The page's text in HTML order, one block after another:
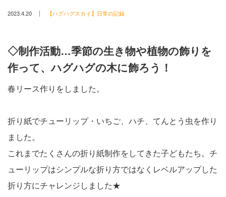
2023.4.20 【ハグハグスカイ】日常の記録
◇制作活動…季節の生き物や植物の飾りを
作って、ハグハグの木に飾ろう！
春リース作りをしました。
折り紙でチューリップ・いちご、ハチ、てんとう虫を作り
ました。
これまでたくさんの折り紙制作をしてきた子どもたち。チ
ューリップはシンプルな折り方ではなくレベルアップした
折り方にチャレンジしました★